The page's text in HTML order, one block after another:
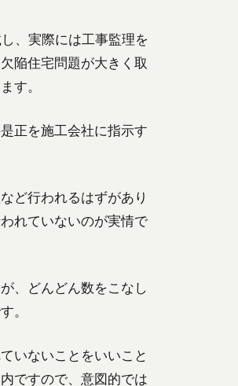
、実際には工事監理を
陥住宅問題が大きく取
す。
正を施工会社に指示す
ど行われるはずがあり
れていないのが実情で
、どんどん数をこなし
。
いないことをいいこと
ですので、意図的では